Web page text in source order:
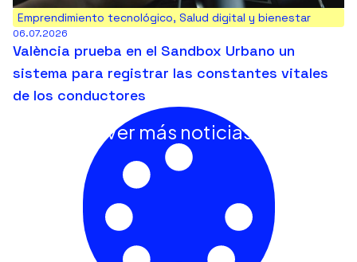
Emprendimiento tecnológico, Salud digital y bienestar
06.07.2026
València prueba en el Sandbox Urbano un
sistema para registrar las constantes vitales
de los conductores
Ver más noticias